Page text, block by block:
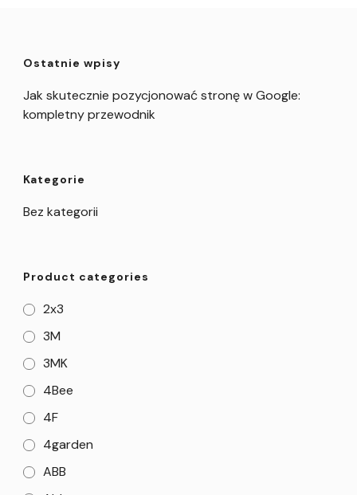
Ostatnie wpisy
Jak skutecznie pozycjonować stronę w Google:
kompletny przewodnik
Kategorie
Bez kategorii
Product categories
2x3
3M
3MK
4Bee
4F
4garden
ABB